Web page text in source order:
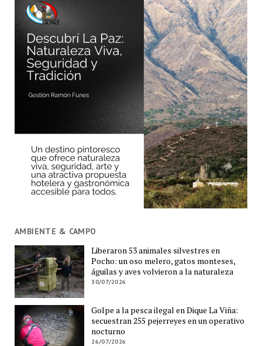
AMBIENTE & CAMPO
Liberaron 53 animales silvestres en
Pocho: un oso melero, gatos monteses,
águilas y aves volvieron a la naturaleza
30/07/2026
Golpe a la pesca ilegal en Dique La Viña:
secuestran 255 pejerreyes en un operativo
nocturno
26/07/2026